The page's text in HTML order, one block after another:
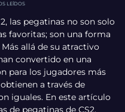
LEÍDOS
las pegatinas no son solo
favoritas; son una forma
allá de su atractivo
convertido en una
para los jugadores más
a través de
iguales. En este artículo
de pegatinas de CS2,